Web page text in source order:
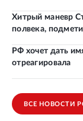
Хитрый маневр
полвека,
РФ хочет дать
отреагировала
ВСЕ НОВОСТИ